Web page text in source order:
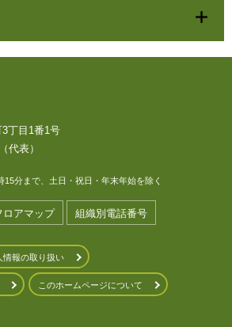
丁目1番1号
代表）
15分まで、土日・祝日・年末年始を除く
ロアマップ 組織別電話番号
情報の取り扱い
このホームページについて